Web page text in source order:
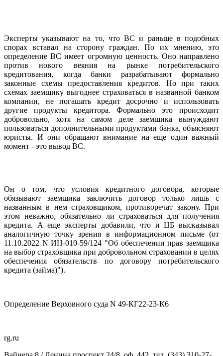
Эксперты указывают на то, что ВС и раньше в подобных
спорах вставал на сторону граждан. По их мнению, это
определение ВС имеет огромную ценность. Оно направлено
против нового веяния на рынке потребительского
кредитования, когда банки разрабатывают формально
законные схемы предоставления кредитов. Но при таких
схемах заемщику выгоднее страховаться в названной банком
компании, не погашать кредит досрочно и использовать
другие продукты кредитора. Формально это происходит
добровольно, хотя на самом деле заемщика вынуждают
пользоваться дополнительными продуктами банка, объясняют
юристы. И они обращают внимание на еще один важный
момент - это вывод ВС.
Он о том, что условия кредитного договора, которые
обязывают заемщика заключить договор только лишь с
названным в нем страховщиком, противоречат закону. При
этом неважно, обязательно ли страховаться для получения
кредита. А еще эксперты добавили, что и ЦБ высказывал
аналогичную точку зрения в информационном письме (от
11.10.2022 N ИН-010-59/124 "Об обеспечении прав заемщика
на выбор страховщика при добровольном страховании в целях
обеспечения обязательств по договору потребительского
кредита (займа)").
Определение Верховного суда N 49-КГ22-23-К6
rg.ru